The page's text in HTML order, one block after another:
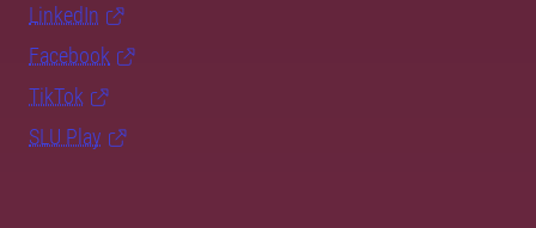
LinkedIn
Facebook
TikTok
SLU Play